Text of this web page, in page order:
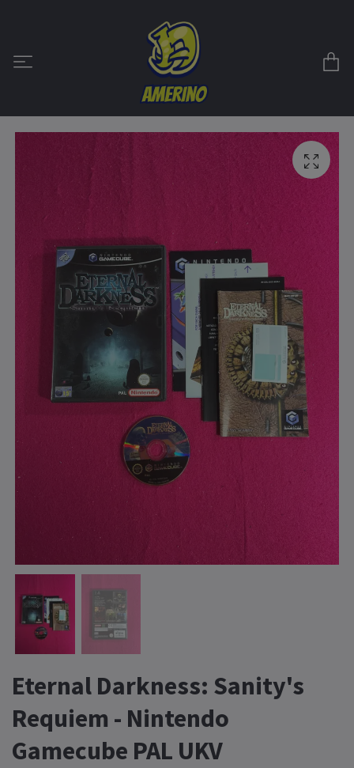
Eternal Darkness: Sanity's
Requiem - Nintendo
Gamecube PAL UKV